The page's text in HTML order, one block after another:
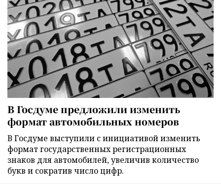
В Госдуме предложили изменить
формат автомобильных номеров
В Госдуме выступили с инициативой изменить
формат государственных регистрационных
знаков для автомобилей, увеличив количество
букв и сократив число цифр.